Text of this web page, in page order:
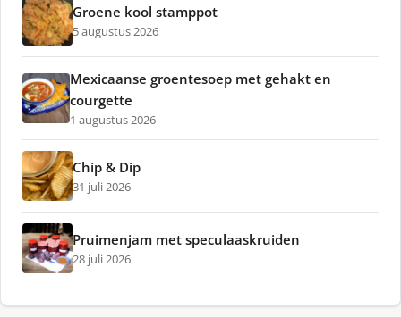
Groene kool stamppot
5 augustus 2026
Mexicaanse groentesoep met gehakt en
courgette
1 augustus 2026
Chip & Dip
31 juli 2026
Pruimenjam met speculaaskruiden
28 juli 2026